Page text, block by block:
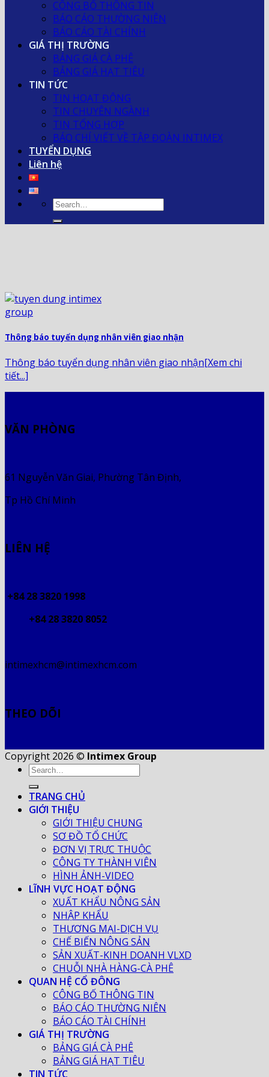
CÔNG BỐ THÔNG TIN
BÁO CÁO THƯỜNG NIÊN
BÁO CÁO TÀI CHÍNH
GIÁ THỊ TRƯỜNG
BẢNG GIÁ CÀ PHÊ
BẢNG GIÁ HẠT TIÊU
TIN TỨC
TIN HOẠT ĐỘNG
TIN CHUYÊN NGÀNH
TIN TỔNG HỢP
BÁO CHÍ VIẾT VỀ TẬP ĐOÀN INTIMEX
TUYỂN DỤNG
Liên hệ
Thông báo tuyển dụng nhân viên giao nhận
Thông báo tuyển dụng nhân viên giao nhận[Xem chi
tiết...]
VĂN PHÒNG
61 Nguyễn Văn Giai, Phường Tân Định,
Tp Hồ Chí Minh
LIÊN HỆ
+84 28 3820 1998
+84 28 3820 8052
intimexhcm@intimexhcm.com
THEO DÕI
Copyright 2026 © Intimex Group
TRANG CHỦ
GIỚI THIỆU
GIỚI THIỆU CHUNG
SƠ ĐỒ TỔ CHỨC
ĐƠN VỊ TRỰC THUỘC
CÔNG TY THÀNH VIÊN
HÌNH ẢNH-VIDEO
LĨNH VỰC HOẠT ĐỘNG
XUẤT KHẨU NÔNG SẢN
NHẬP KHẨU
THƯƠNG MẠI-DỊCH VỤ
CHẾ BIẾN NÔNG SẢN
SẢN XUẤT-KINH DOANH VLXD
CHUỖI NHÀ HÀNG-CÀ PHÊ
QUAN HỆ CỔ ĐÔNG
CÔNG BỐ THÔNG TIN
BÁO CÁO THƯỜNG NIÊN
BÁO CÁO TÀI CHÍNH
GIÁ THỊ TRƯỜNG
BẢNG GIÁ CÀ PHÊ
BẢNG GIÁ HẠT TIÊU
TIN TỨC